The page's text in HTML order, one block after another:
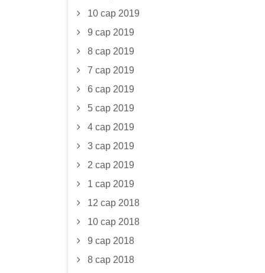
10 сар 2019
9 сар 2019
8 сар 2019
7 сар 2019
6 сар 2019
5 сар 2019
4 сар 2019
3 сар 2019
2 сар 2019
1 сар 2019
12 сар 2018
10 сар 2018
9 сар 2018
8 сар 2018